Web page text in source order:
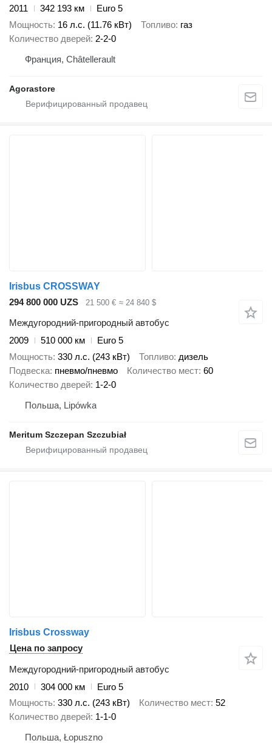
2011 342 193 км
Euro 5
Мощность 16 л.с. (11.76 кВт) Топливо газ
Количество дверей 2-2-0
Франция, Châtellerault
Agorastore
Irisbus CROSSWAY
294 800 000 UZS
21 500 € ≈ 24 840 $
Междугородний-пригородный автобус
2009
510 000 км
Euro 5
Мощность 330 л.с. (243 кВт) Топливо дизель
Подвеска пневмо/пневмо Количество мест 60
Количество дверей 1-2-0
Польша, Lipówka
Meritum Szczepan Szczubiał
Irisbus Crossway
Цена по запросу
Междугородний-пригородный автобус
2010
304 000 км
Euro 5
Мощность 330 л.с. (243 кВт) Количество мест 52
Количество дверей 1-1-0
Польша, Łopuszno